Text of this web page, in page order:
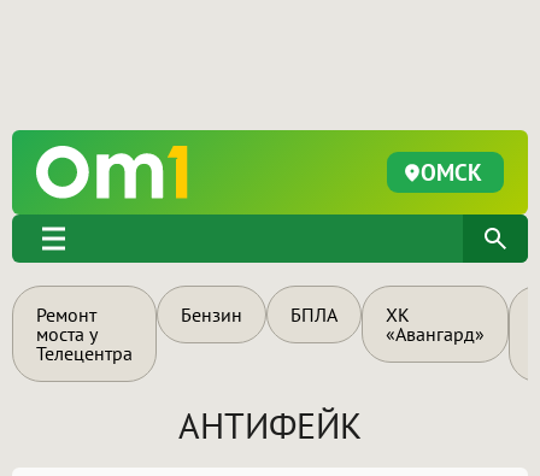
ОМСК
Ремонт
моста у
Телецентра
Бензин БПЛА
ХК
«Авангард»
АНТИФЕЙК